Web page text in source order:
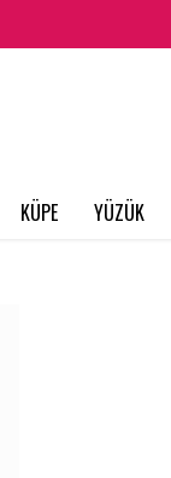
KÜPE YÜZÜK